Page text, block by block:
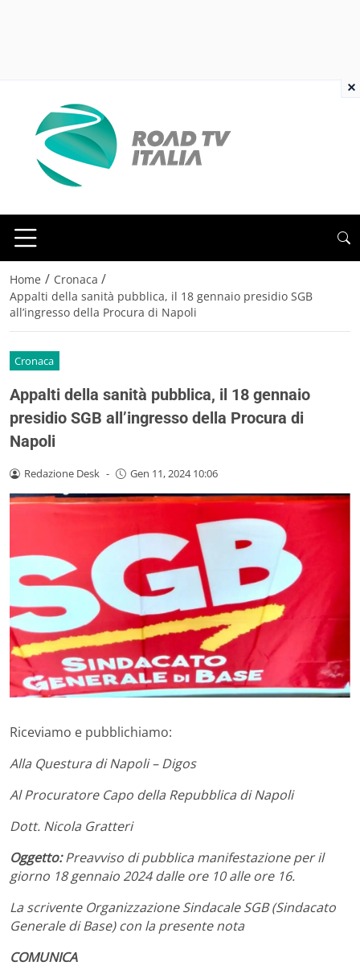
Home / Cronaca /
Appalti della sanità pubblica, il 18 gennaio presidio SGB
all’ingresso della Procura di Napoli
Cronaca
Appalti della sanità pubblica, il 18 gennaio
presidio SGB all’ingresso della Procura di
Napoli
Redazione Desk - Gen 11, 2024 10:06
Riceviamo e pubblichiamo:
Alla Questura di Napoli – Digos
Al Procuratore Capo della Repubblica di Napoli
Dott. Nicola Gratteri
Oggetto:Preavviso di pubblica manifestazione per il
giorno 18 gennaio 2024 dalle ore 10 alle ore 16.
La scrivente Organizzazione Sindacale SGB (Sindacato
Generale di Base) con la presente nota
COMUNICA
×